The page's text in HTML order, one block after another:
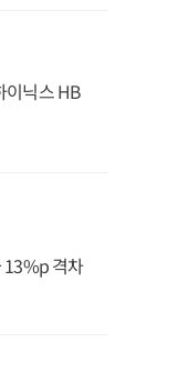
이닉스 HB
13%p 격차